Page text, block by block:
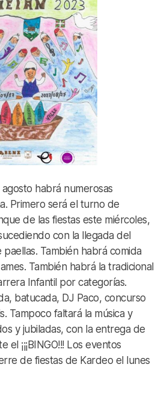
habrá numerosas
Primero será el turno de
de las fiestas este miércoles,
con la llegada del
También habrá comida
También habrá la tradicional
Infantil por categorías.
batucada, DJ Paco, concurso
Tampoco faltará la música y
y jubiladas, con la entrega de
el ¡¡¡BINGO!!! Los eventos
de fiestas de Kardeo el lunes